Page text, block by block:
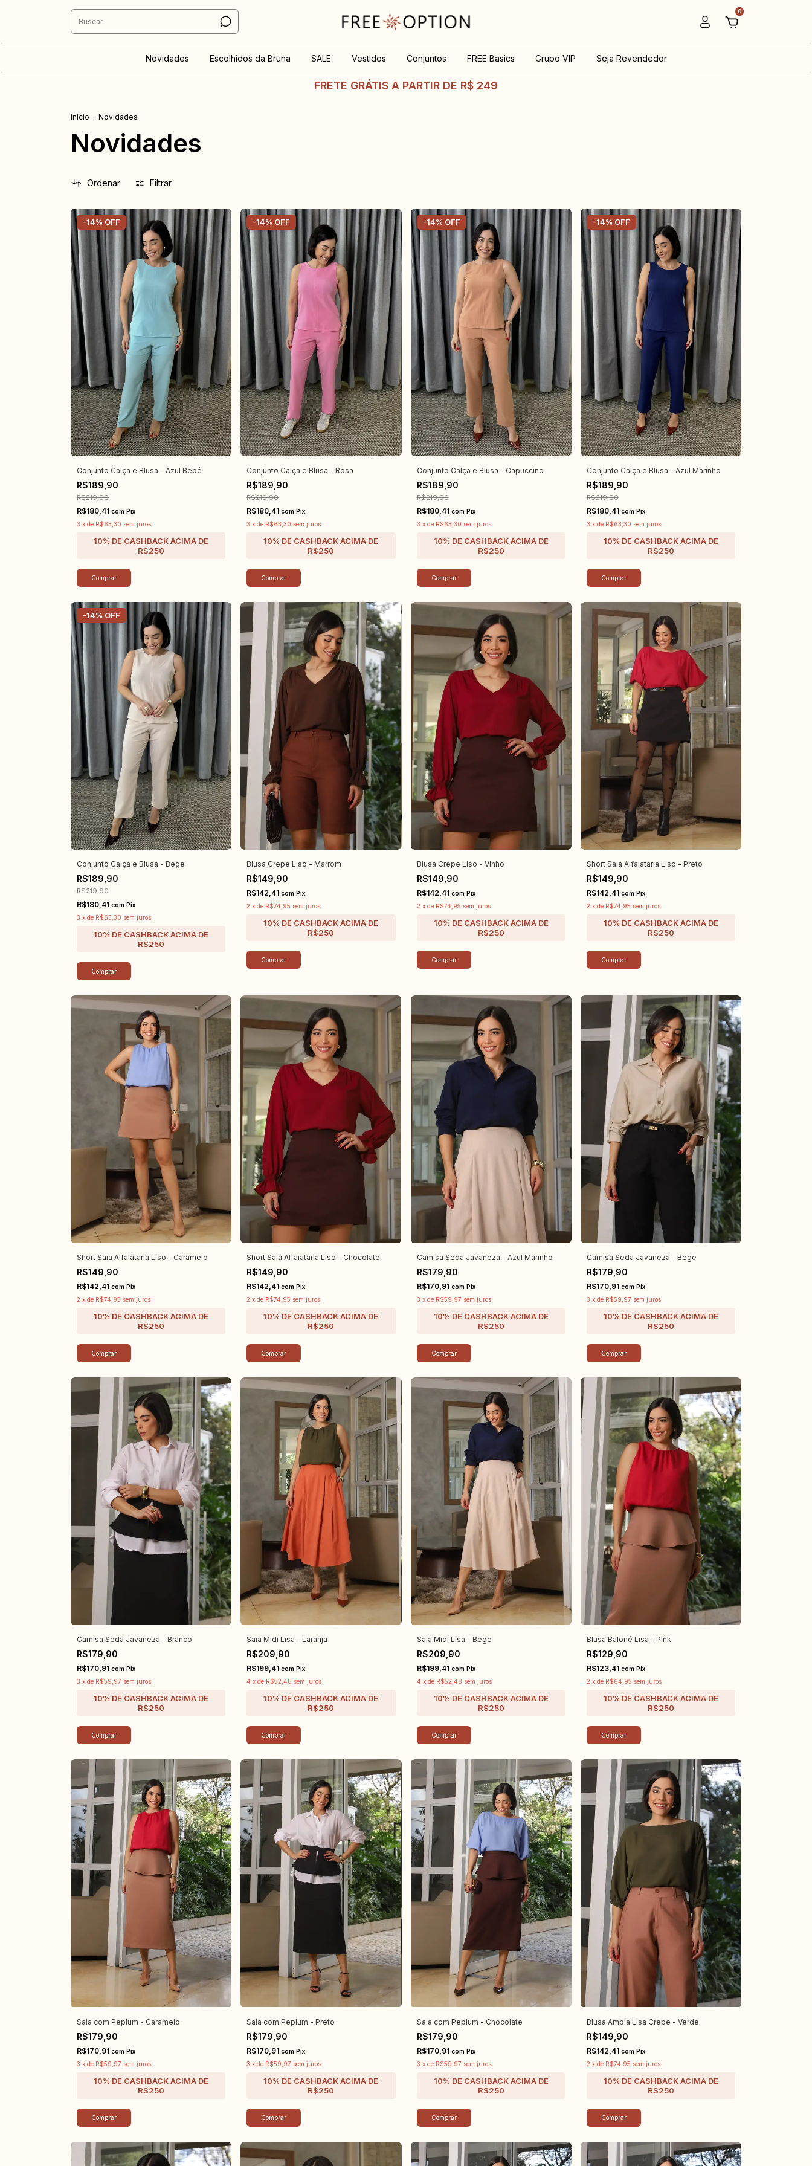
0
Novidades Escolhidos da Bruna SALE Vestidos Conjuntos FREE Basics Grupo VIP Seja Revendedor
FRETE GRÁTIS A PARTIR DE R$ 249
Início . Novidades
Novidades
Ordenar Filtrar
Conjunto Calça e Blusa - Azul Bebê
R$189,90
-14% OFF
R$219,90
R$180,41 com Pix
3 x de R$63,30 sem juros
Comprar
Conjunto Calça e Blusa - Rosa
R$189,90
-14% OFF
R$219,90
R$180,41com Pix
3 xde R$63,30 sem juros
Comprar
Conjunto Calça e Blusa - Capuccino
R$189,90
-14% OFF
R$219,90
R$180,41 com Pix
3 x de R$63,30 sem juros
Comprar
Conjunto Calça e Blusa - Azul Marinho
R$189,90
-14% OFF
R$219,90
R$180,41 com Pix
3 x de R$63,30 sem juros
Comprar
Conjunto Calça e Blusa - Bege
R$189,90
-14% OFF
R$219,90
R$180,41 com Pix
3 x de R$63,30 sem juros
Comprar
Blusa Crepe Liso - Marrom
R$149,90
R$142,41com Pix
2 xde R$74,95 sem juros
Comprar
Blusa Crepe Liso - Vinho
R$149,90
R$142,41 com Pix
2 x de R$74,95 sem juros
Comprar
Short Saia Alfaiataria Liso - Preto
R$149,90
R$142,41 com Pix
2 x de R$74,95 sem juros
Comprar
Short Saia Alfaiataria Liso - Caramelo
R$149,90
R$142,41 com Pix
2 x de R$74,95 sem juros
Comprar
Short Saia Alfaiataria Liso - Chocolate
R$149,90
R$142,41com Pix
2 xde R$74,95 sem juros
Comprar
Camisa Seda Javaneza - Azul Marinho
R$179,90
R$170,91 com Pix
3 x de R$59,97 sem juros
Comprar
Camisa Seda Javaneza - Bege
R$179,90
R$170,91 com Pix
3 x de R$59,97 sem juros
Comprar
Camisa Seda Javaneza - Branco
R$179,90
R$170,91 com Pix
3 x de R$59,97 sem juros
Comprar
Saia Midi Lisa - Laranja
R$209,90
R$199,41com Pix
4 xde R$52,48 sem juros
Comprar
Saia Midi Lisa - Bege
R$209,90
R$199,41 com Pix
4 x de R$52,48 sem juros
Comprar
Blusa Balonê Lisa - Pink
R$129,90
R$123,41 com Pix
2 x de R$64,95 sem juros
Comprar
Saia com Peplum - Caramelo
R$179,90
R$170,91 com Pix
3 x de R$59,97 sem juros
Comprar
Saia com Peplum - Preto
R$179,90
R$170,91com Pix
3 xde R$59,97 sem juros
Comprar
Saia com Peplum - Chocolate
R$179,90
R$170,91 com Pix
3 x de R$59,97 sem juros
Comprar
Blusa Ampla Lisa Crepe - Verde
R$149,90
R$142,41 com Pix
2 x de R$74,95 sem juros
Comprar